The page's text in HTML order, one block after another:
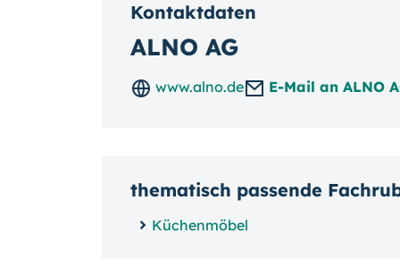
Kontaktdaten
ALNO AG
www.alno.de E-Mail an ALNO
thematisch passende
Küchenmöbel